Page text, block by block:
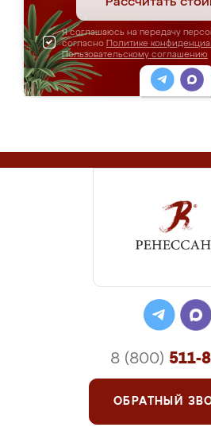
Я соглашаюсь на передачу
согласно Политике
Пользовательскому соглашению
8 (800) 511-
ОБРАТНЫЙ